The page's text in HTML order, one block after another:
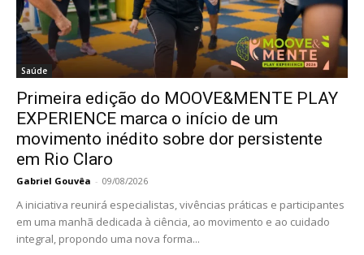
Saúde
Primeira edição do MOOVE&MENTE PLAY
EXPERIENCE marca o início de um
movimento inédito sobre dor persistente
em Rio Claro
Gabriel Gouvêa - 09/08/2026
A iniciativa reunirá especialistas, vivências práticas e participantes
em uma manhã dedicada à ciência, ao movimento e ao cuidado
integral, propondo uma nova forma...